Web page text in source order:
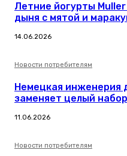
Летние йогурты
дыня с мятой и
14.06.2026
Новости потребителям
Немецкая инженерия
заменяет целый
11.06.2026
Новости потребителям